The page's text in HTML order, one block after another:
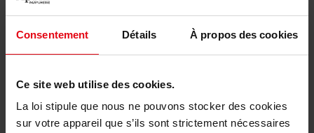
Consentement Détails À propos des cookies
Ce site web utilise des cookies.
La loi stipule que nous ne pouvons stocker des cookies
sur votre appareil que s’ils sont strictement nécessaires
Conseil d'utilisation